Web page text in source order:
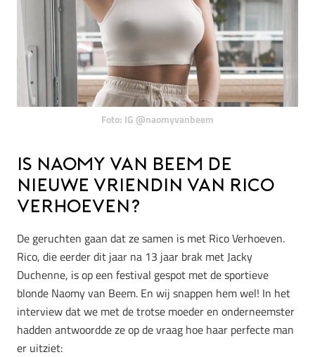
Foto: IG @naomyvanbeem
Is Naomy van Beem de
nieuwe vriendin van Rico
Verhoeven?
De geruchten gaan dat ze samen is met Rico Verhoeven.
Rico, die eerder dit jaar na 13 jaar brak met Jacky
Duchenne, is op een festival gespot met de sportieve
blonde Naomy van Beem. En wij snappen hem wel! In het
interview dat we met de trotse moeder en onderneemster
hadden antwoordde ze op de vraag hoe haar perfecte man
er uitziet: